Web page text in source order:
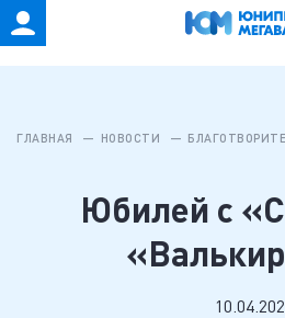
ГЛАВНАЯ НОВОСТИ
Юбилей с